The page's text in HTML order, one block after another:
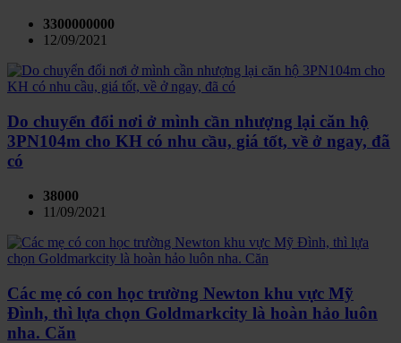
3300000000
12/09/2021
Do chuyển đổi nơi ở mình cần nhượng lại căn hộ
3PN104m cho KH có nhu cầu, giá tốt, về ở ngay, đã
có
38000
11/09/2021
Các mẹ có con học trường Newton khu vực Mỹ
Đình, thì lựa chọn Goldmarkcity là hoàn hảo luôn
nha. Căn